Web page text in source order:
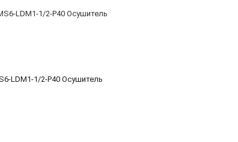
LDM1-1/2-P40 Осушитель